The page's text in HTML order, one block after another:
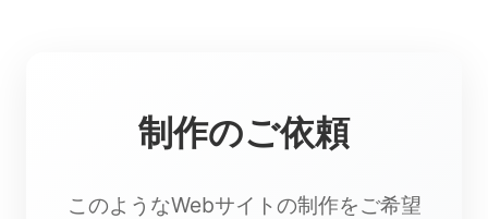
制作のご依頼
このようなWebサイトの制作をご希望